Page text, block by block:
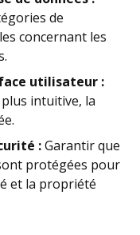
de
concernant les
utilisateur :
intuitive, la
:Garantir que
protégées pour
et la propriété